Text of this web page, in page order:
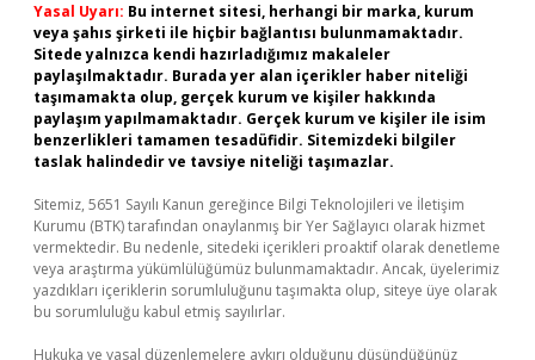
Yasal Uyarı: Bu internet sitesi, herhangi bir marka, kurum
veya şahıs şirketi ile hiçbir bağlantısı bulunmamaktadır.
Sitede yalnızca kendi hazırladığımız makaleler
paylaşılmaktadır. Burada yer alan içerikler haber niteliği
taşımamakta olup, gerçek kurum ve kişiler hakkında
paylaşım yapılmamaktadır. Gerçek kurum ve kişiler ile isim
benzerlikleri tamamen tesadüfidir. Sitemizdeki bilgiler
taslak halindedir ve tavsiye niteliği taşımazlar.
Sitemiz, 5651 Sayılı Kanun gereğince Bilgi Teknolojileri ve İletişim
Kurumu (BTK) tarafından onaylanmış bir Yer Sağlayıcı olarak hizmet
vermektedir. Bu nedenle, sitedeki içerikleri proaktif olarak denetleme
veya araştırma yükümlülüğümüz bulunmamaktadır. Ancak, üyelerimiz
yazdıkları içeriklerin sorumluluğunu taşımakta olup, siteye üye olarak
bu sorumluluğu kabul etmiş sayılırlar.
Hukuka ve yasal düzenlemelere aykırı olduğunu düşündüğünüz